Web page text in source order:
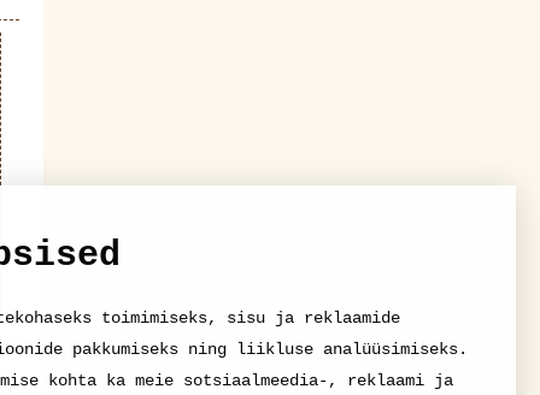
toimimiseks, sisu ja reklaamide
pakkumiseks ning liikluse analüüsimiseks.
kohta ka meie sotsiaalmeedia-, reklaami ja